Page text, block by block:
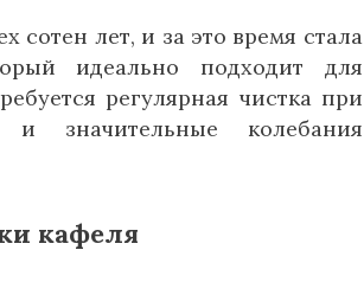
сотен лет, и за это время стала
идеально подходит для
регулярная чистка при
значительные колебания
кафеля